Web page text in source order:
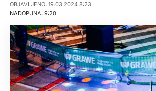
NADOPUNA: 9:20
OBJAVLJENO: 19.03.2024 8:23